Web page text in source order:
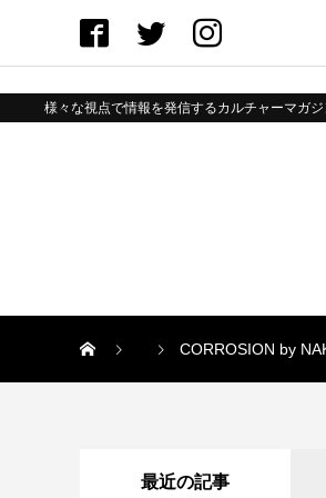
様々な視点で情報を発信するカルチャーマガジ
CORROSION by
最近の記事